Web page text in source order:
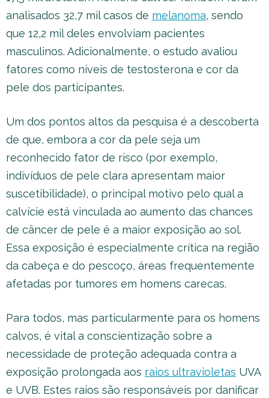
analisados 32,7 mil casos de melanoma, sendo
que 12,2 mil deles envolviam pacientes
masculinos. Adicionalmente, o estudo avaliou
fatores como níveis de testosterona e cor da
pele dos participantes.
Um dos pontos altos da pesquisa é a descoberta
de que, embora a cor da pele seja um
reconhecido fator de risco (por exemplo,
indivíduos de pele clara apresentam maior
suscetibilidade), o principal motivo pelo qual a
calvície está vinculada ao aumento das chances
de câncer de pele é a maior exposição ao sol.
Essa exposição é especialmente crítica na região
da cabeça e do pescoço, áreas frequentemente
afetadas por tumores em homens carecas.
Para todos, mas particularmente para os homens
calvos, é vital a conscientização sobre a
necessidade de proteção adequada contra a
exposição prolongada aos raios ultravioletas UVA
e UVB. Estes raios são responsáveis por danificar